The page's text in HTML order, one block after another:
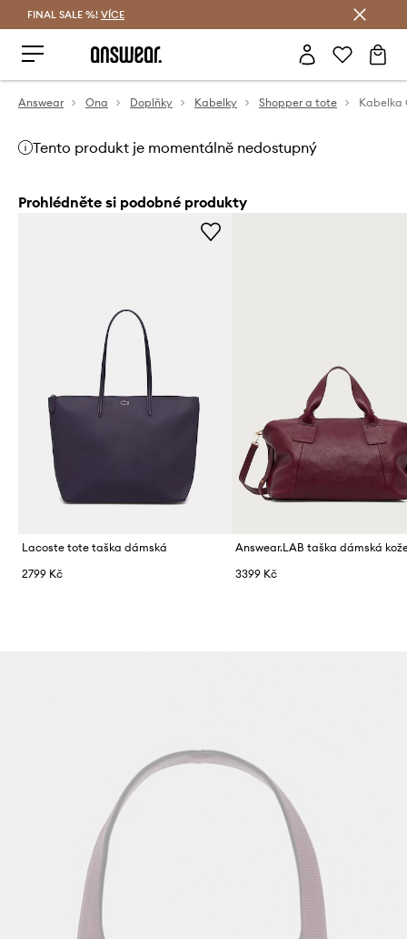
FINAL SALE %! VÍCE
Answear Ona Doplňky Kabelky Shopper a tote Kabelka
Tento produkt je momentálně nedostupný
Prohlédněte si podobné produkty
Lacoste tote taška dámská
2799 Kč
Answear.LAB taška dámská
3399 Kč